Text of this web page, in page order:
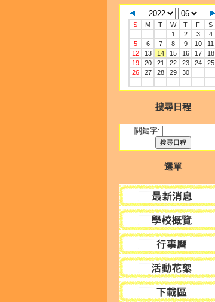
S M T W T F
S
1
2 3
4
5
6 7 8 9 10
11
12
13 14 15 16 17
18
19
20 21 22 23 24
25
26
27 28 29 30
搜尋日程
關鍵字:
選單